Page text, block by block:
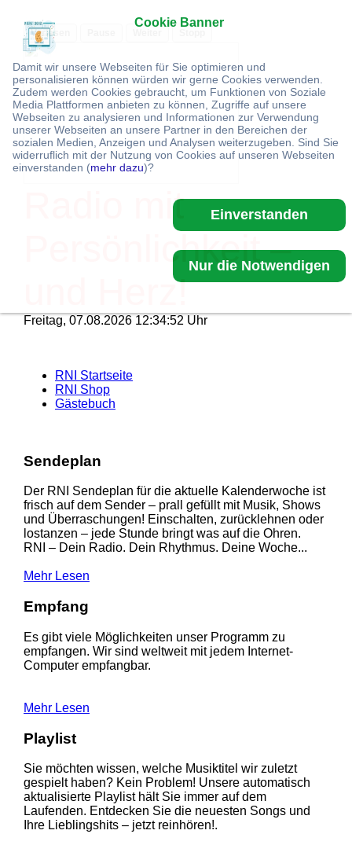
Vorlesen
Cookie Banner
Damit wir unsere Webseiten für Sie optimieren und
personalisieren können würden wir gerne Cookies verwenden.
Zudem werden Cookies gebraucht, um Funktionen von Soziale
Media Plattformen anbieten zu können, Zugriffe auf unsere
Webseiten zu analysieren und Informationen zur Verwendung
unserer Webseiten an unsere Partner in den Bereichen der
sozialen Medien, Anzeigen und Analysen weiterzugeben. Sind Sie
widerruflich mit der Nutzung von Cookies auf unseren Webseiten
einverstanden (mehr dazu)?
Einverstanden
Nur die Notwendigen
Radio mit
Persönlichkeit –
und Herz!
Freitag, 07.08.2026 12:34:53 Uhr
RNI Startseite
RNI Shop
Gästebuch
Sendeplan
Der RNI Sendeplan für die aktuelle Kalenderwoche ist
frisch auf dem Sender – prall gefüllt mit Musik, Shows
und Überraschungen! Einschalten, zurücklehnen oder
lostanzen – jede Stunde bringt was auf die Ohren.
RNI – Dein Radio. Dein Rhythmus. Deine Woche...
Mehr Lesen
Empfang
Es gibt viele Möglichkeiten unser Programm zu
empfangen. Wir sind weltweit mit jedem Internet-
Computer empfangbar.
Mehr Lesen
Playlist
Sie möchten wissen, welche Musiktitel wir zuletzt
gespielt haben? Kein Problem! Unsere automatisch
aktualisierte Playlist hält Sie immer auf dem
Laufenden. Entdecken Sie die neuesten Songs und
Ihre Lieblingshits – jetzt reinhören!.